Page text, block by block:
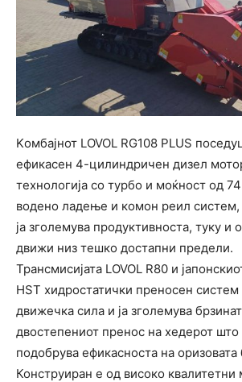
Kомбајнот LOVOL RG108 PLUS
ефикасен 4-цилиндричен дизел
технологија со турбо и моќност од
водено ладење и комон реил систем,
ја зголемува продуктивноста, туку и
движи низ тешко достапни предели.
Трансмисијата LOVOL R80 и
HST хидростатички преносен систем
движечка сила и ја зголемува
двостепениот пренос на хедерот што
подобрува ефикасноста на оризовата
Конструиран е од високо квалитетни